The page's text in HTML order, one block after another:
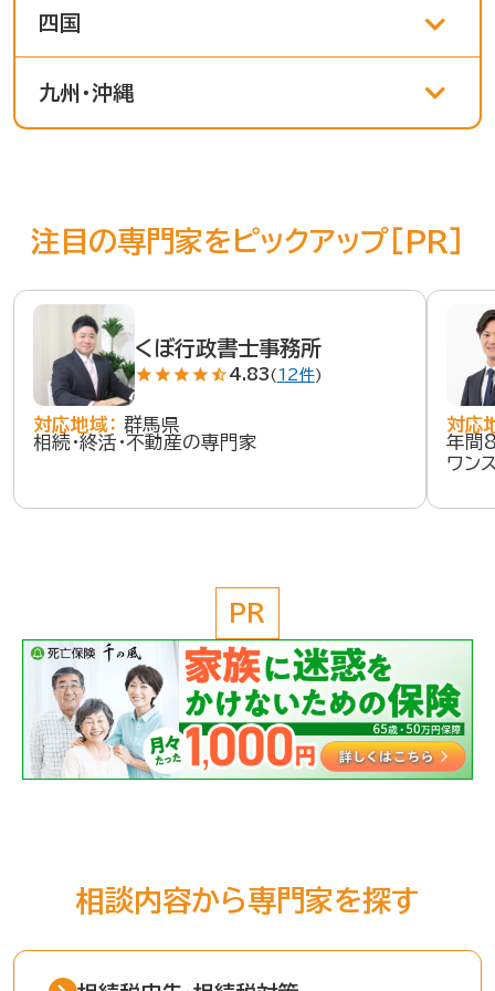
四国
九州・沖縄
注目の専門家をピックアップ[PR]
くぼ行政書士事務所
starstarstarstarstar_half 4.83(12件)
対応地域： 群馬県
相続・終活・不動産の専門家
対応
年間
ワン
PR
相談内容から専門家を探す